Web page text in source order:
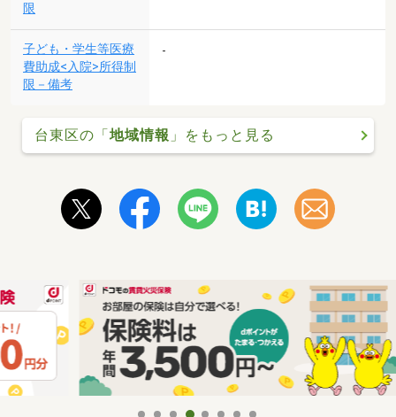
限
子ども・学生等医療
費助成<入院>所得制
限－備考
-
台東区の「地域情報 」をもっと見る